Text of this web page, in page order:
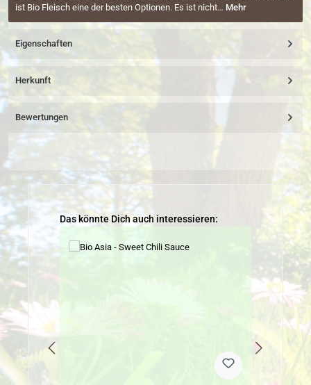
ist Bio Fleisch eine der besten Optionen. Es ist nicht… Mehr
Eigenschaften
Herkunft
Bewertungen
Produktgalerie überspringen
Das könnte Dich auch interessieren: